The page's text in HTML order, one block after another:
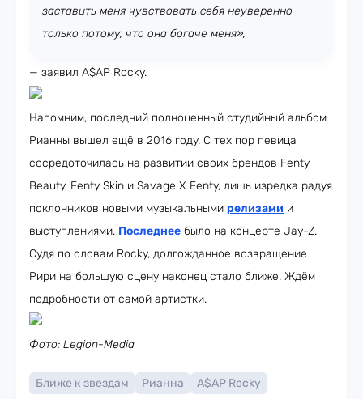
заставить меня чувствовать себя неуверенно
только потому, что она богаче меня»,
— заявил A$AP Rocky.
Напомним, последний полноценный студийный альбом
Рианны вышел ещё в 2016 году. С тех пор певица
сосредоточилась на развитии своих брендов Fenty
Beauty, Fenty Skin и Savage X Fenty, лишь изредка радуя
поклонников новыми музыкальными релизами и
выступлениями. Последнее было на концерте Jay-Z.
Судя по словам Rocky, долгожданное возвращение
Рири на большую сцену наконец стало ближе. Ждём
подробности от самой артистки.
Фото: Legion-Media
Ближе к звездам Рианна A$AP Rocky